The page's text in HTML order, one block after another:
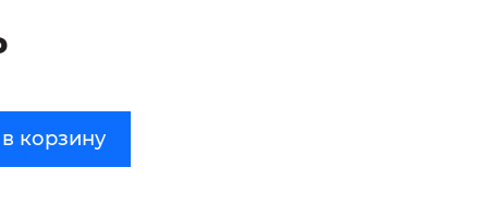
корзину